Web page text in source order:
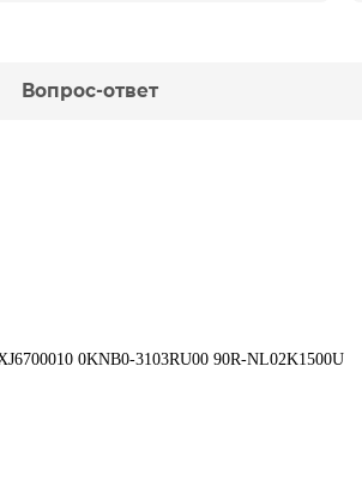
Вопрос-ответ
0KNB0-3103RU00 90R-NL02K1500U